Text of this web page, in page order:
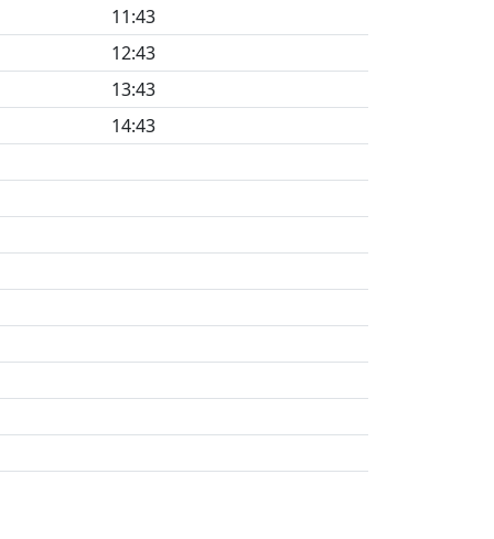
11:43
12:43
13:43
14:43